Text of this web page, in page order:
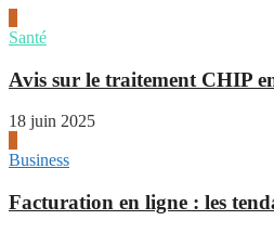
Santé
Avis sur le traitement CHIP
18 juin 2025
Business
Facturation en ligne : les